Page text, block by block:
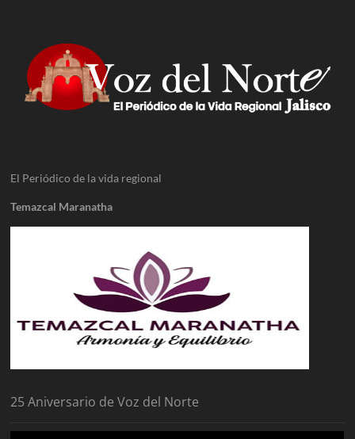
El Periódico de la vida regional
Temazcal Maranatha
25 Aniversario de Voz del Norte